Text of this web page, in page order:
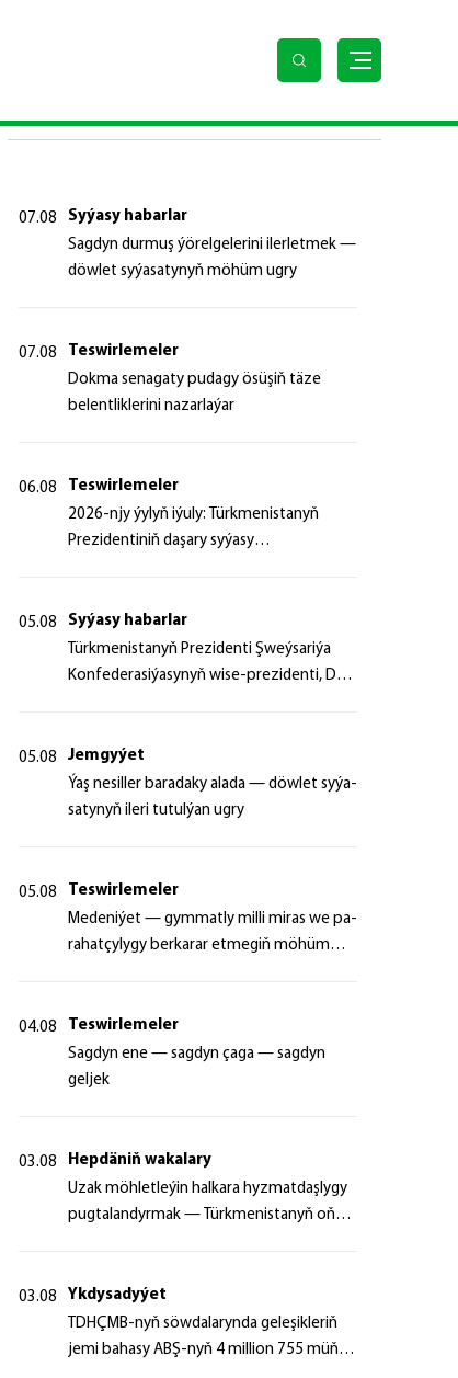
07.08
Syýasy habarlar
Sagdyn durmuş ýörelgelerini ilerletmek —
döwlet syýasatynyň möhüm ugry
07.08
Teswirlemeler
Dokma senagaty pudagy ösüşiň täze
belentliklerini nazarlaýar
06.08
Teswirlemeler
2026-njy ýylyň iýuly: Türkmenistanyň
Prezidentiniň daşary syýasy
05.08
Syýasy habarlar
Türk­me­nis­ta­nyň Prezidenti Şweý­sa­ri­ýa
Kon­fe­de­ra­si­ýa­sy­nyň wi­se-prezidenti, Da­
05.08
Jemgyýet
Ýaş ne­sil­ler ba­ra­da­ky ala­da — döw­let sy­ýa­
sa­ty­nyň ile­ri tu­tul­ýan ug­ry
05.08
Teswirlemeler
Me­de­ni­ýet — gym­mat­ly milli mi­ras we pa­
ra­hat­çy­ly­gy ber­ka­rar et­me­giň mö­hüm
04.08
Teswirlemeler
Sagdyn ene — sagdyn çaga — sagdyn
geljek
03.08
Hepdäniň wakalary
Uzak möhletleýin halkara hyzmatdaşlygy
pugtalandyrmak — Türkmenistanyň oňyn
03.08
Ykdysadyýet
TDHÇMB-nyň söwdalarynda geleşikleriň
jemi bahasy ABŞ-nyň 4 million 755 müň